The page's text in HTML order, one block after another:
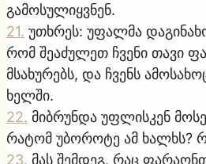
გამოსულიყვნენ.
21. უთხრეს: უფალმა
რომ შეაძულეთ ჩვენი თავი
მსახურებს, და ჩვენს
ხელში.
22. მიბრუნდა უფლისკენ
რატომ უბოროტე ამ ხალხს?
23. მას შემდეგ, რაც